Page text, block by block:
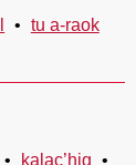
tu a-raok
kalac’hig